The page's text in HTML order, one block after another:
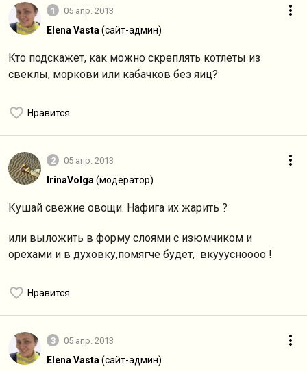
1 05 апр. 2013
Elena Vasta (сайт-админ)
Кто подскажет, как можно скреплять котлеты из
свеклы, моркови или кабачков без яиц?
Нравится
2 05 апр. 2013
IrinaVolga (модератор)
Кушай свежие овощи. Нафига их жарить ?
или выложить в форму слоями с изюмчиком и
орехами и в духовку,помягче будет, вкууусноооо !
Нравится
3 05 апр. 2013
Elena Vasta (сайт-админ)